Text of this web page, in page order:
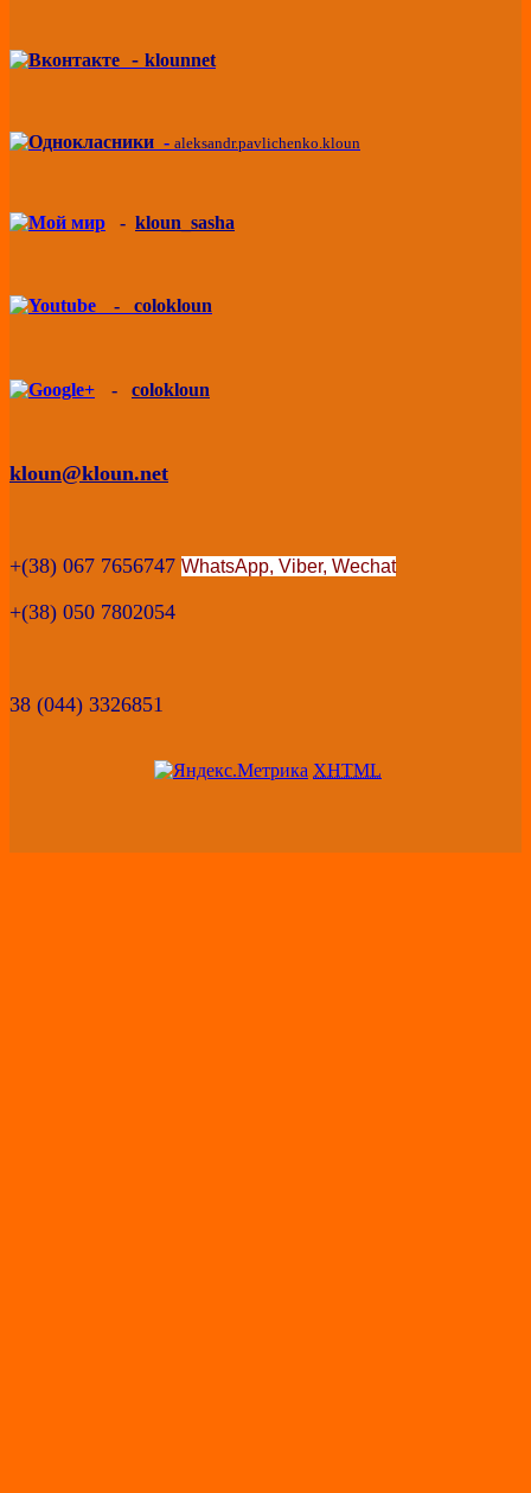
- klounnet
- aleksandr.pavlichenko.kloun
- kloun_sasha
- colokloun
- colokloun
kloun@kloun.net
+(38) 067 7656747 WhatsApp, Viber, Wechat
+(38) 050 7802054
38 (044) 3326851
XHTML